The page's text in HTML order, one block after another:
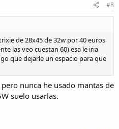
#8
de 28x45 de 32w por 40 euros
las veo cuestan 60) esa le iria
que dejarle un espacio para que
nunca he usado mantas de
suelo usarlas.